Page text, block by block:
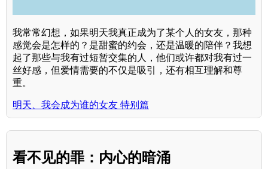
我常常幻想，如果明天我真正成为了某个人的女友，那种
感觉会是怎样的？是甜蜜的约会，还是温暖的陪伴？我想
起了那些与我有过短暂交集的人，他们或许都对我有过一
丝好感，但爱情需要的不仅是吸引，还有相互理解和尊
重。
明天、我会成为谁的女友 特别篇
看不见的罪：内心的暗涌